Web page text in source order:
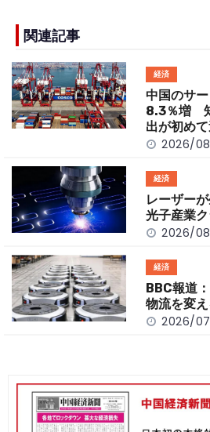
e
b
o
o
k
n
k
関連記事
経済
中国のサ
8.3％増
出が初め
2026/
経済
レーザー
光子産業
2026/
経済
BBC報道
物流を変
2026/